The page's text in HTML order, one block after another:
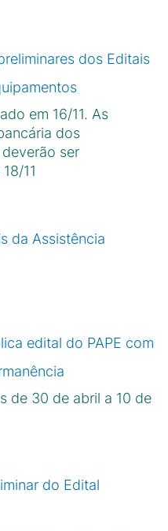
dos Editais
em 16/11. As
dos
ser
11
da Assistência
edital do PAPE com
de 30 de abril a 10 de
do Edital